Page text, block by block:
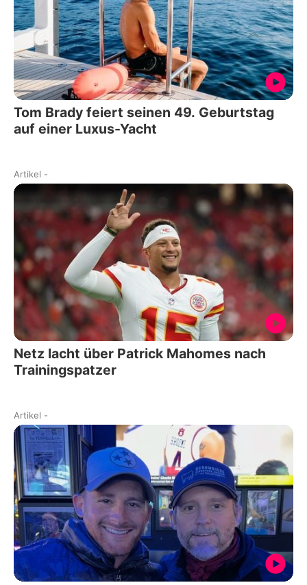
Tom Brady feiert seinen 49. Geburtstag
auf einer Luxus-Yacht
Artikel -
Netz lacht über Patrick Mahomes nach
Trainingspatzer
Artikel -